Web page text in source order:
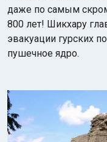
даже по самым
800 лет! Шикхару
эвакуации гурских
пушечное ядро.